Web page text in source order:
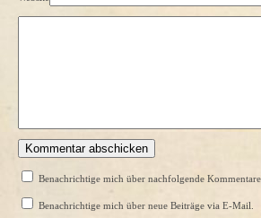
Benachrichtige mich über nachfolgende
Benachrichtige mich über neue Beiträge via E-Mail.